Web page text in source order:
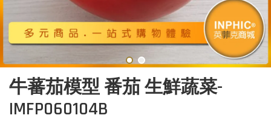
牛蕃茄模型 番茄 生鮮蔬菜-
IMFP060104B